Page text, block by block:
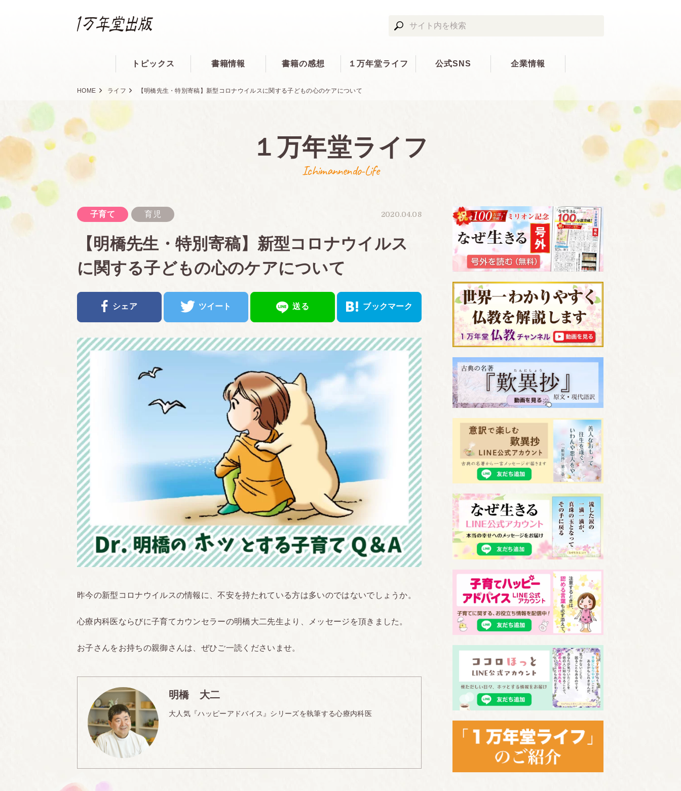
トピックス 書籍情報 書籍の感想 １万年堂ライフ 公式SNS 企業情報
HOME ライフ 【明橋先生・特別寄稿】新型コロナウイルスに関する子どもの心のケアについて
１万年堂ライフ
Ichimannendo-Life
2020.04.08
子育て 育児
【明橋先生・特別寄稿】新型コロナウイルス
に関する子どもの心のケアについて
シェア ツイート 送る ブックマーク
昨今の新型コロナウイルスの情報に、不安を持たれている方は多いのではないでしょうか。
心療内科医ならびに子育てカウンセラーの明橋大二先生より、メッセージを頂きました。
お子さんをお持ちの親御さんは、ぜひご一読くださいませ。
明橋 大二
大人気『ハッピーアドバイス』シリーズを執筆する心療内科医